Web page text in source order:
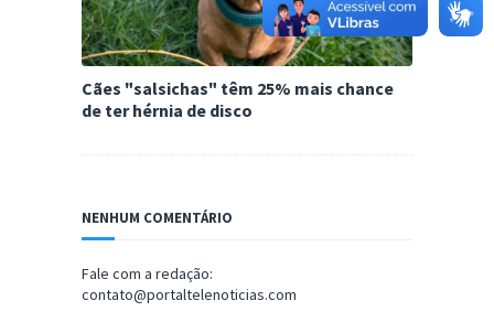
Cães "salsichas" têm 25% mais chance
de ter hérnia de disco
NENHUM COMENTÁRIO
Fale com a redação:
contato@portaltelenoticias.com